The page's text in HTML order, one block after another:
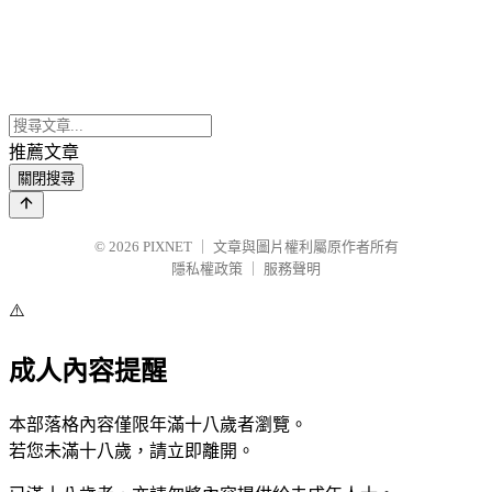
推薦文章
關閉搜尋
© 2026 PIXNET
文章與圖片權利屬原作者所有
隱私權政策
服務聲明
⚠️
成人內容提醒
本部落格內容僅限年滿十八歲者瀏覽。
若您未滿十八歲，請立即離開。